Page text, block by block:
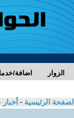
اضافة/ الزوار
الصفحة الرئيسية -